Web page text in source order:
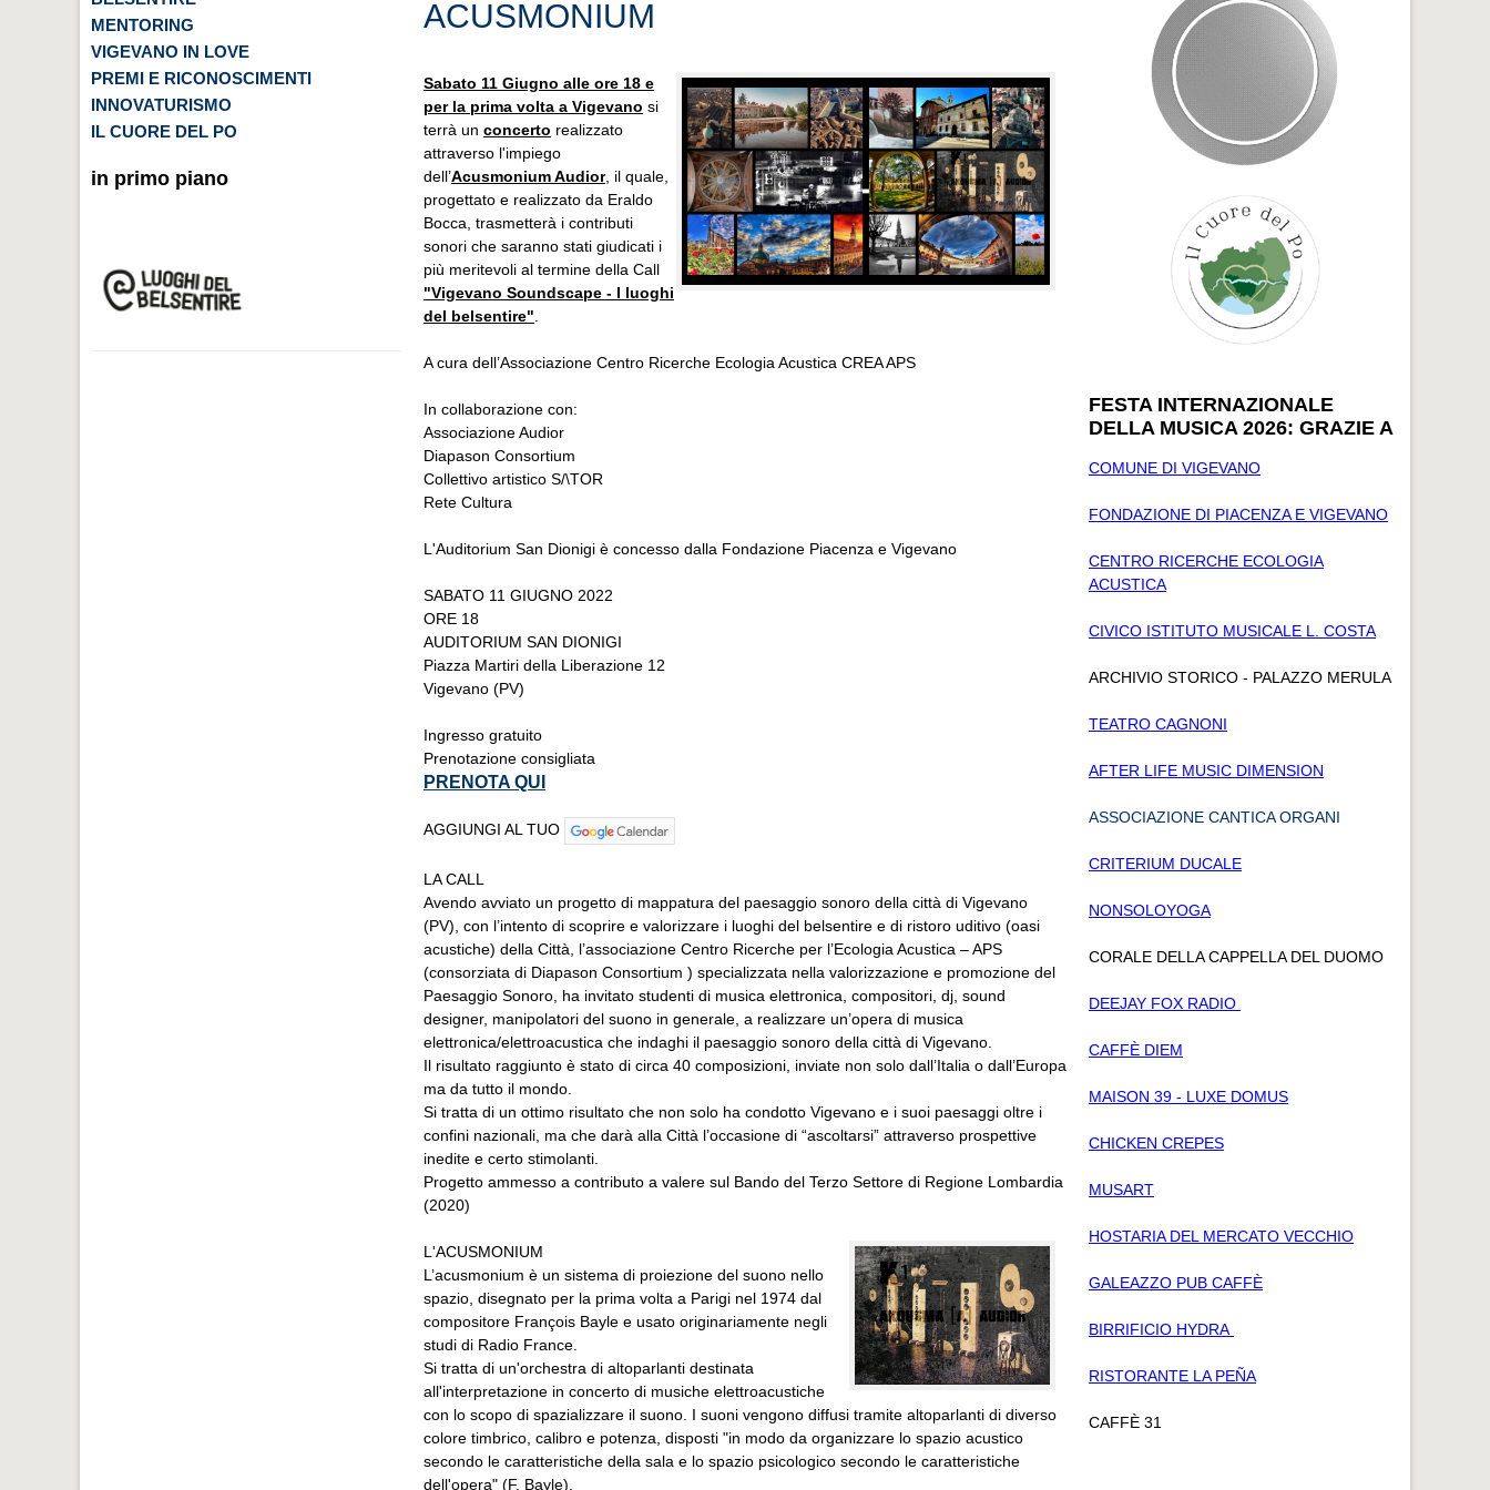
MENTORING
VIGEVANO IN LOVE
PREMI E RICONOSCIMENTI
INNOVATURISMO
IL CUORE DEL PO
in primo piano
ACUSMONIUM
Sabato 11 Giugno alle ore 18 e
per la prima volta a Vigevano si
terrà un concerto realizzato
attraverso l'impiego
dell’Acusmonium Audior, il quale,
progettato e realizzato da Eraldo
Bocca, trasmetterà i contributi
sonori che saranno stati giudicati i
più meritevoli al termine della Call
"Vigevano Soundscape - I luoghi
del belsentire"
A cura dell’Associazione Centro Ricerche Ecologia Acustica CREA APS
In collaborazione con:
Associazione Audior
Diapason Consortium
Collettivo artistico S/\TOR
Rete Cultura
L'Auditorium San Dionigi è concesso dalla Fondazione Piacenza e Vigevano
SABATO 11 GIUGNO 2022
ORE 18
AUDITORIUM SAN DIONIGI
Piazza Martiri della Liberazione 12
Vigevano (PV)
Ingresso gratuito
Prenotazione consigliata
PRENOTA QUI
AGGIUNGI AL TUO
LA CALL
Avendo avviato un progetto di mappatura del paesaggio sonoro della città di Vigevano
(PV), con l’intento di scoprire e valorizzare i luoghi del belsentire e di ristoro uditivo (oasi
acustiche) della Città, l’associazione Centro Ricerche per l’Ecologia Acustica – APS
(consorziata di Diapason Consortium ) specializzata nella valorizzazione e promozione del
Paesaggio Sonoro, ha invitato studenti di musica elettronica, compositori, dj, sound
designer, manipolatori del suono in generale, a realizzare un’opera di musica
elettronica/elettroacustica che indaghi il paesaggio sonoro della città di Vigevano.
Il risultato raggiunto è stato di circa 40 composizioni, inviate non solo dall’Italia o dall’Europa
ma da tutto il mondo.
Si tratta di un ottimo risultato che non solo ha condotto Vigevano e i suoi paesaggi oltre i
confini nazionali, ma che darà alla Città l’occasione di “ascoltarsi” attraverso prospettive
inedite e certo stimolanti.
Progetto ammesso a contributo a valere sul Bando del Terzo Settore di Regione Lombardia
(2020)
L'ACUSMONIUM
L’acusmonium è un sistema di proiezione del suono nello
spazio, disegnato per la prima volta a Parigi nel 1974 dal
compositore François Bayle e usato originariamente negli
studi di Radio France.
Si tratta di un'orchestra di altoparlanti destinata
all'interpretazione in concerto di musiche elettroacustiche
con lo scopo di spazializzare il suono. I suoni vengono diffusi tramite altoparlanti di diverso
colore timbrico, calibro e potenza, disposti "in modo da organizzare lo spazio acustico
secondo le caratteristiche della sala e lo spazio psicologico secondo le caratteristiche
dell'opera" (F. Bayle).
FESTA INTERNAZIONALE
DELLA MUSICA 2026: GRAZIE A
COMUNE DI VIGEVANO
FONDAZIONE DI PIACENZA E VIGEVANO
CENTRO RICERCHE ECOLOGIA
ACUSTICA
CIVICO ISTITUTO MUSICALE L. COSTA
ARCHIVIO STORICO - PALAZZO MERULA
TEATRO CAGNONI
AFTER LIFE MUSIC DIMENSION
ASSOCIAZIONE CANTICA ORGANI
CRITERIUM DUCALE
NONSOLOYOGA
CORALE DELLA CAPPELLA DEL DUOMO
DEEJAY FOX RADIO
CAFFÈ DIEM
MAISON 39 - LUXE DOMUS
CHICKEN CREPES
MUSART
HOSTARIA DEL MERCATO VECCHIO
GALEAZZO PUB CAFFÈ
BIRRIFICIO HYDRA
RISTORANTE LA PEÑA
CAFFÈ 31